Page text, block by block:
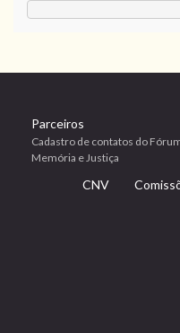
Parceiros
Cadastro de contatos do
Memória e Justiça
CNV